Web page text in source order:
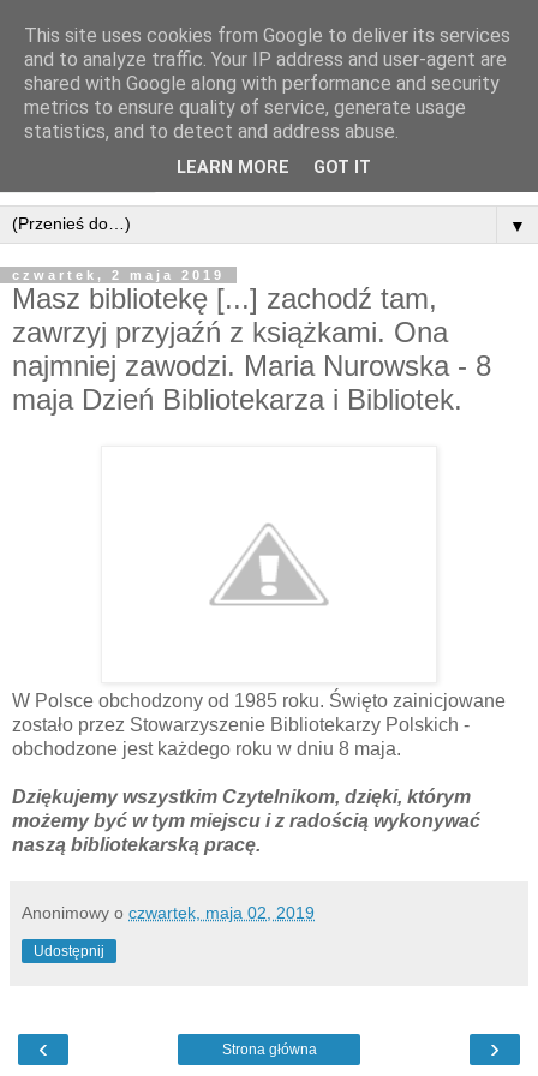
▼
czwartek, 2 maja 2019
Masz bibliotekę [...] zachodź tam,
zawrzyj przyjaźń z książkami. Ona
najmniej zawodzi. Maria Nurowska - 8
maja Dzień Bibliotekarza i Bibliotek.
W Polsce obchodzony od 1985 roku. Święto zainicjowane
zostało przez Stowarzyszenie Bibliotekarzy Polskich -
obchodzone jest każdego roku w dniu 8 maja.
Dziękujemy wszystkim Czytelnikom, dzięki, którym
możemy być w tym miejscu i z radością wykonywać
naszą bibliotekarską pracę.
Anonimowy o czwartek, maja 02, 2019
Udostępnij
‹ ›
Strona główna
This site uses cookies from Google to deliver its services
and to analyze traffic. Your IP address and user-agent are
shared with Google along with performance and security
metrics to ensure quality of service, generate usage
statistics, and to detect and address abuse.
LEARN MORE GOT IT